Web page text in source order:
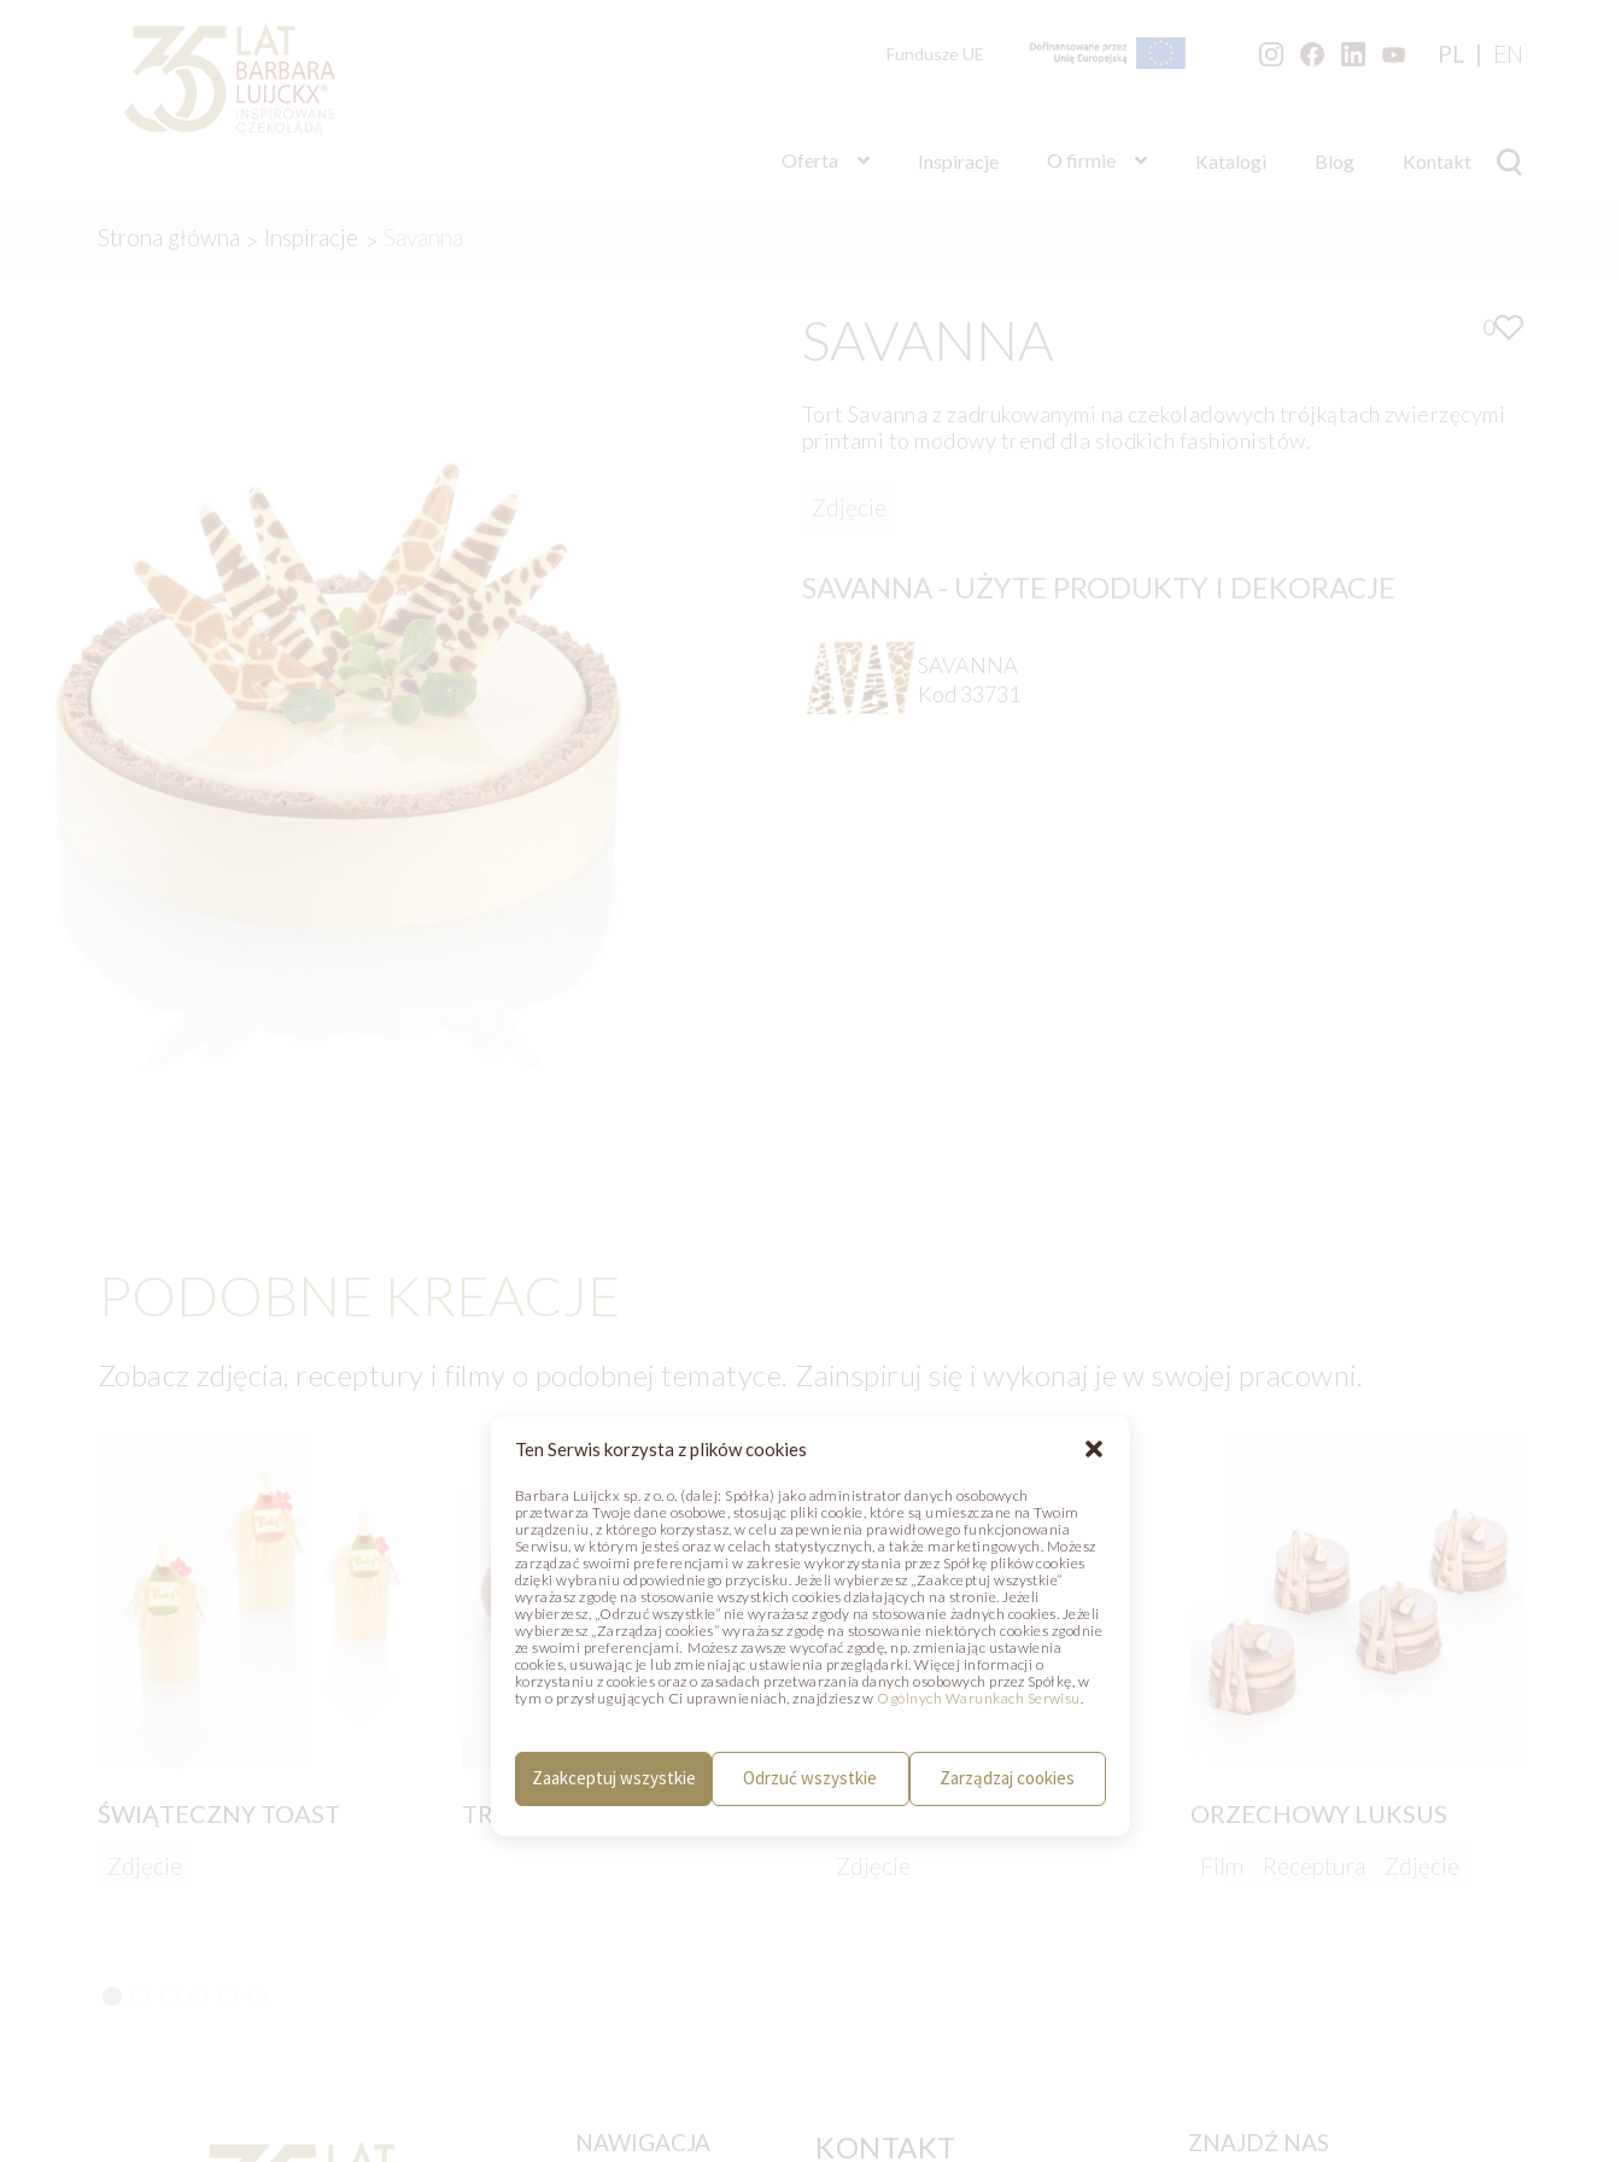
Ten Serwis korzysta z plików cookies
Barbara Luijckx sp. z o. o. (dalej: Spółka) jako administrator danych osobowych
przetwarza Twoje dane osobowe, stosując pliki cookie, które są umieszczane na Twoim
urządzeniu, z którego korzystasz, w celu zapewnienia prawidłowego funkcjonowania
Serwisu, w którym jesteś oraz w celach statystycznych, a także marketingowych. Możesz
zarządzać swoimi preferencjami w zakresie wykorzystania przez Spółkę plików cookies
dzięki wybraniu odpowiedniego przycisku. Jeżeli wybierzesz „Zaakceptuj wszystkie”
wyrażasz zgodę na stosowanie wszystkich cookies działających na stronie. Jeżeli
wybierzesz, „Odrzuć wszystkie” nie wyrażasz zgody na stosowanie żadnych cookies. Jeżeli
wybierzesz „Zarządzaj cookies” wyrażasz zgodę na stosowanie niektórych cookies zgodnie
ze swoimi preferencjami. Możesz zawsze wycofać zgodę, np. zmieniając ustawienia
cookies, usuwając je lub zmieniając ustawienia przeglądarki. Więcej informacji o
korzystaniu z cookies oraz o zasadach przetwarzania danych osobowych przez Spółkę, w
tym o przysługujących Ci uprawnieniach, znajdziesz w Ogólnych Warunkach Serwisu.
Zaakceptuj wszystkie Odrzuć wszystkie Zarządzaj cookies
Przejdź
Przejdź
Fundusze UE PL EN
Oferta Inspiracje O firmie Katalogi Blog Kontakt
Strona główna Inspiracje Savanna
SAVANNA 0
Tort Savanna z zadrukowanymi na czekoladowych trójkątach zwierzęcymi
printami to modowy trend dla słodkich fashionistów.
Zdjęcie
SAVANNA - UŻYTE PRODUKTY I DEKORACJE
SAVANNA
Kod 33731
PODOBNE KREACJE
Zobacz zdjęcia, receptury i filmy o podobnej tematyce. Zainspiruj się i wykonaj je w swojej pracowni.
ŚWIĄTECZNY TOAST
Zdjęcie
TRUFLOWA KULA TORT JEŻYNOWY
Zdjęcie
ORZECHOWY LUKSUS
Film Receptura Zdjęcie
NAWIGACJA KONTAKT ZNAJDŹ NAS